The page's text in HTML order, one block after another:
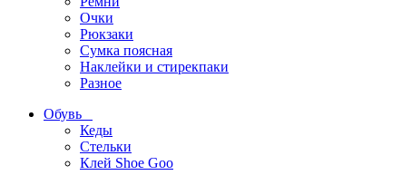
Очки
Рюкзаки
Сумка поясная
Наклейки и стирекпаки
Разное
Обувь
Кеды
Стельки
Клей Shoe Goo